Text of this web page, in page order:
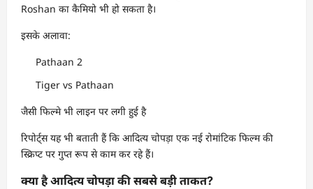
Roshan का कैमियो भी हो सकता है।
इसके अलावा:
Pathaan 2
Tiger vs Pathaan
जैसी फिल्मे भी लाइन पर लगी हुई है
रिपोर्ट्स यह भी बताती हैं कि आदित्य चोपड़ा एक नई रोमांटिक फिल्म की
स्क्रिप्ट पर गुप्त रूप से काम कर रहे हैं।
क्या है आदित्य चोपड़ा की सबसे बड़ी ताकत?